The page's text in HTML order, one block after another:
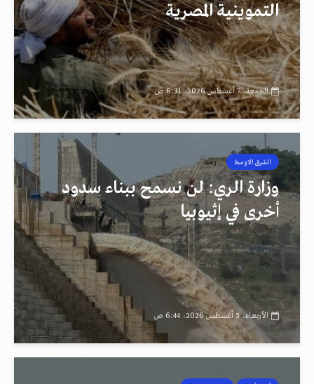
التموينية المصرية
الجمعة، 7 أغسطس 2026، 6:31 ص
الشرق الاوسط رصد
وزارة الري: لن نسمح ببناء سدود
أخرى في إثيوبيا
الأربعاء، 5 أغسطس 2026، 6:44 ص